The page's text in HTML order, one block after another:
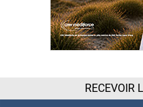
RECEVOIR